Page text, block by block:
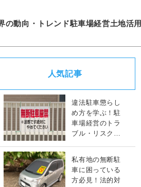
の動向・トレンド駐車場経営土地活用
人気記事
違法駐車懲らし
め方を学ぶ！駐
車場経営のトラ
ブル・リスク対
私有地の無断駐
車に困っている
方必見！法的対